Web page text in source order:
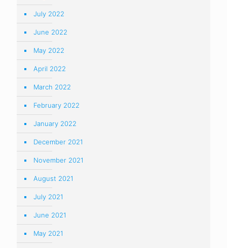
July 2022
June 2022
May 2022
April 2022
March 2022
February 2022
January 2022
December 2021
November 2021
August 2021
July 2021
June 2021
May 2021